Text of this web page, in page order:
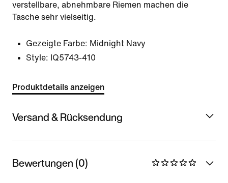
verstellbare, abnehmbare Riemen machen die
Tasche sehr vielseitig.
Gezeigte Farbe: Midnight Navy
Style: IQ5743-410
Produktdetails anzeigen
Versand & Rücksendung
Bewertungen (0)